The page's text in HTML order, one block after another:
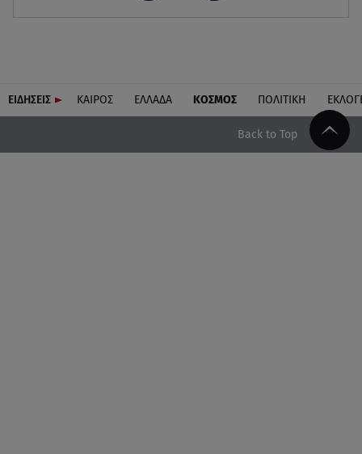
ΕΙΔΗΣΕΙΣ ΚΑΙΡΟΣ ΕΛΛΑΔΑ ΚΟΣΜΟΣ ΠΟΛΙΤΙΚΗ
Back to Top